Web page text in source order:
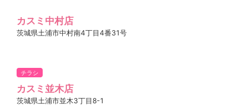
カスミ中村店
茨城県土浦市中村南4丁目4番31号
チラシ
カスミ並木店
茨城県土浦市並木3丁目8-1